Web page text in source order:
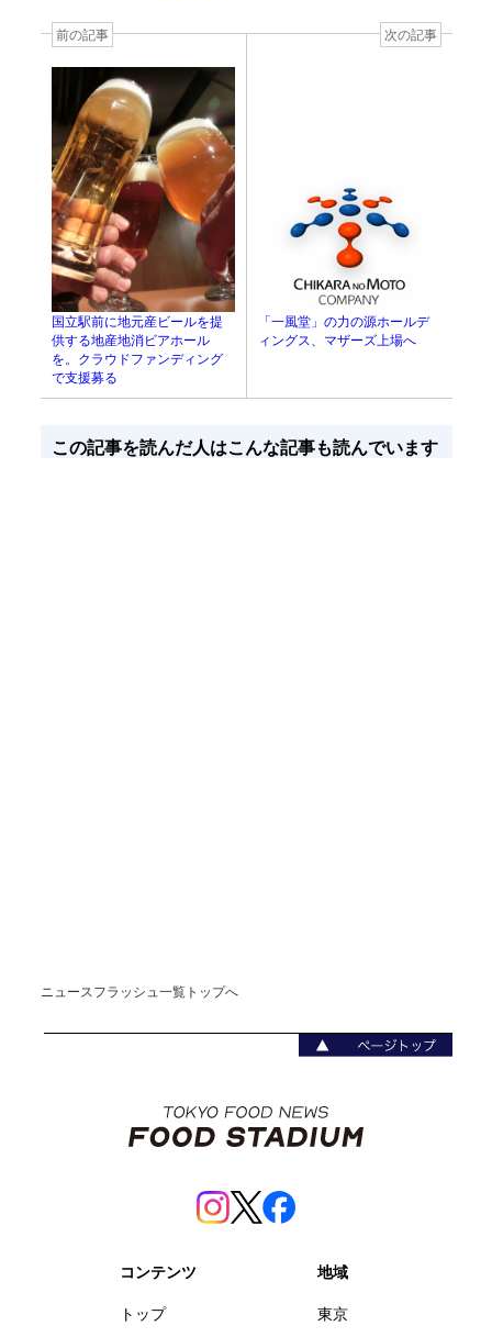
前の記事
国立駅前に地元産ビールを提
供する地産地消ビアホール
を。クラウドファンディング
で支援募る
次の記事
「一風堂」の力の源ホールデ
ィングス、マザーズ上場へ
この記事を読んだ人はこんな記事も読んでいます
ニュースフラッシュ一覧トップへ
コンテンツ
トップ
地域
東京